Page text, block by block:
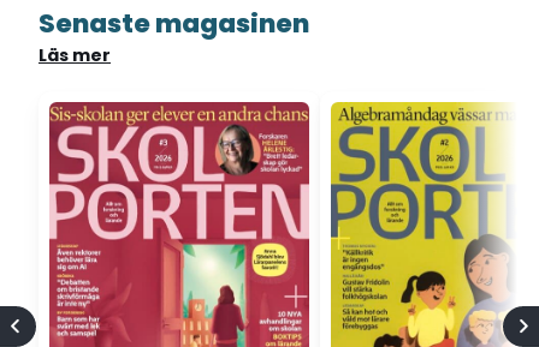
Senaste magasinen
Läs mer